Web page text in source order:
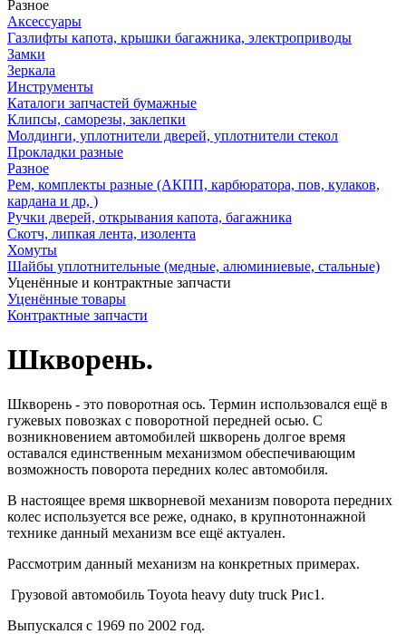
Разное
Аксесcуары
Газлифты капота, крышки багажника, электроприводы
Замки
Зеркала
Инструменты
Каталоги запчастей бумажные
Клипсы, саморезы, заклепки
Молдинги, уплотнители дверей, уплотнители стекол
Прокладки разные
Разное
Рем, комплекты разные (АКПП, карбюратора, пов, кулаков,
кардана и др, )
Ручки дверей, открывания капота, багажника
Скотч, липкая лента, изолента
Хомуты
Шайбы уплотнительные (медные, алюминиевые, стальные)
Уценённые и контрактные запчасти
Уценённые товары
Контрактные запчасти
Шкворень.
Шкворень - это поворотная ось. Термин использовался ещё в
гужевых повозках с поворотной передней осью. С
возникновением автомобилей шкворень долгое время
оставался единственным механизмом обеспечивающим
возможность поворота передних колес автомобиля.
В настоящее время шкворневой механизм поворота передних
колес используется все реже, однако, в крупнотоннажной
технике данный механизм все ещё актуален.
Рассмотрим данный механизм на конкретных примерах.
Грузовой автомобиль Toyota heavy duty truck Рис1.
Выпускался с 1969 по 2002 год.